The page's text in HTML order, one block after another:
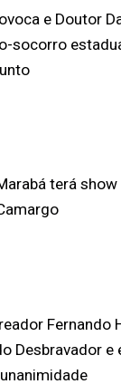
e Doutor
socorro
terá
Fernando
Desbravador e